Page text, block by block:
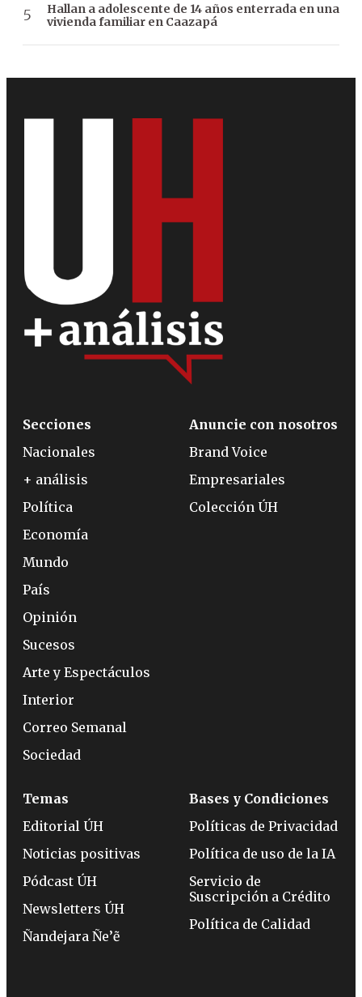
Hallan a adolescente de 14 años enterrada en una
vivienda familiar en Caazapá
Secciones
Nacionales
+ análisis
Política
Economía
Mundo
País
Opinión
Sucesos
Arte y Espectáculos
Interior
Correo Semanal
Sociedad
Anuncie con nosotros
Brand Voice
Empresariales
Colección ÚH
Temas
Editorial ÚH
Noticias positivas
Pódcast ÚH
Newsletters ÚH
Ñandejara Ñe’ẽ
Bases y Condiciones
Políticas de Privacidad
Política de uso de la IA
Servicio de
Suscripción a Crédito
Política de Calidad